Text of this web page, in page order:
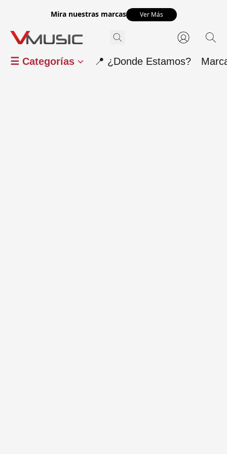
Mira nuestras marcas Ver Más
☰ Categorías 📍 ¿Donde Estamos?